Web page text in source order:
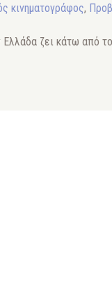
κινηματογράφος,
ζει κάτω από